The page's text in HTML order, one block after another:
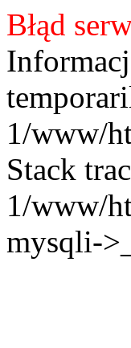
Błąd
1/www/
Stack
1/www/
mysqli-